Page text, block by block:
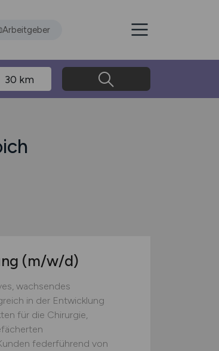
Arbeitgeber
(m/w/d)
wachsendes
in der Entwicklung
für die Chirurgie,
federführend von